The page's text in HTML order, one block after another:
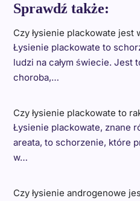
Sprawdź także:
Czy łysienie plackowate jest
Łysienie plackowate to
ludzi na całym świecie. Jest
choroba,…
Czy łysienie plackowate to
Łysienie plackowate, znane
areata, to schorzenie, które
w…
Czy łysienie androgenowe